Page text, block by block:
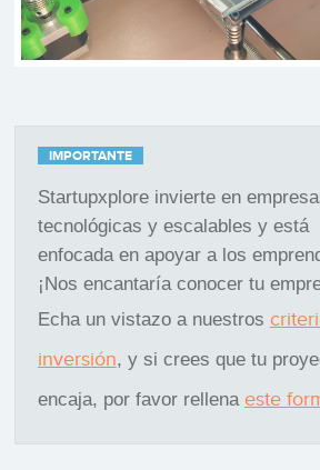
IMPORTANTE
Startupxplore invierte en
tecnológicas y escalables y está
enfocada en apoyar a los
¡Nos encantaría conocer tu
Echa un vistazo a nuestros
inversión, y si crees que tu
encaja, por favor rellena este